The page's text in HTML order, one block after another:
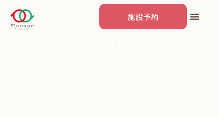
施設予約